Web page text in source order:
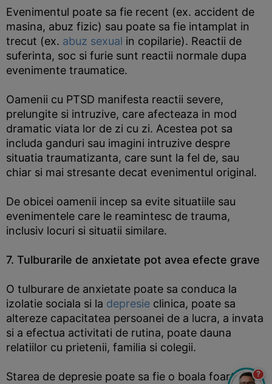
Evenimentul poate sa fie recent (ex. accident de
masina, abuz fizic) sau poate sa fie intamplat in
trecut (ex. abuz sexual in copilarie). Reactii de
suferinta, soc si furie sunt reactii normale dupa
evenimente traumatice.
Oamenii cu PTSD manifesta reactii severe,
prelungite si intruzive, care afecteaza in mod
dramatic viata lor de zi cu zi. Acestea pot sa
includa ganduri sau imagini intruzive despre
situatia traumatizanta, care sunt la fel de, sau
chiar si mai stresante decat evenimentul original.
De obicei oamenii incep sa evite situatiile sau
evenimentele care le reamintesc de trauma,
inclusiv locuri si situatii similare.
7. Tulburarile de anxietate pot avea efecte grave
O tulburare de anxietate poate sa conduca la
izolatie sociala si la depresie clinica, poate sa
altereze capacitatea persoanei de a lucra, a invata
si a efectua activitati de rutina, poate dauna
relatiilor cu prietenii, familia si colegii.
Starea de depresie poate sa fie o boala foarte
?